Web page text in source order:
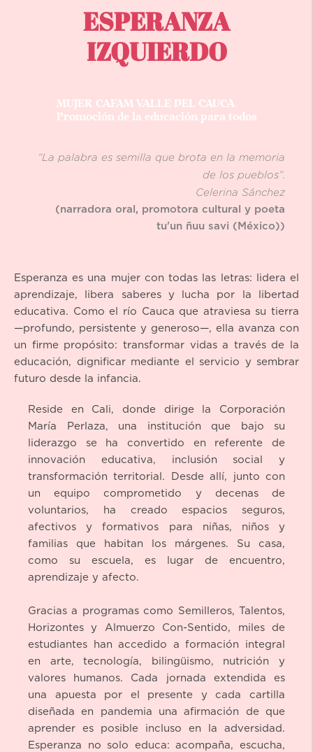
ESPERANZA
IZQUIERDO
MUJER CAFAM VALLE DEL CAUCA
Promoción de la educación para todos
“La palabra es semilla que brota en la memoria
de los pueblos”.
Celerina Sánchez
(narradora oral, promotora cultural y poeta
tu'un ñuu savi (México))
Esperanza es una mujer con todas las letras: lidera el
aprendizaje, libera saberes y lucha por la libertad
educativa. Como el río Cauca que atraviesa su tierra
—profundo, persistente y generoso—, ella avanza con
un firme propósito: transformar vidas a través de la
educación, dignificar mediante el servicio y sembrar
futuro desde la infancia.
Reside en Cali, donde dirige la Corporación
María Perlaza, una institución que bajo su
liderazgo se ha convertido en referente de
innovación educativa, inclusión social y
transformación territorial. Desde allí, junto con
un equipo comprometido y decenas de
voluntarios, ha creado espacios seguros,
afectivos y formativos para niñas, niños y
familias que habitan los márgenes. Su casa,
como su escuela, es lugar de encuentro,
aprendizaje y afecto.
Gracias a programas como Semilleros, Talentos,
Horizontes y Almuerzo Con-Sentido, miles de
estudiantes han accedido a formación integral
en arte, tecnología, bilingüismo, nutrición y
valores humanos. Cada jornada extendida es
una apuesta por el presente y cada cartilla
diseñada en pandemia una afirmación de que
aprender es posible incluso en la adversidad.
Esperanza no solo educa: acompaña, escucha,